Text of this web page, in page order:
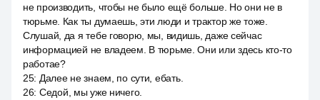
не производить, чтобы не было ещё больше. Но они не в
тюрьме. Как ты думаешь, эти люди и трактор же тоже.
Слушай, да я тебе говорю, мы, видишь, даже сейчас
информацией не владеем. В тюрьме. Они или здесь кто-то
работае?
25: Далее не знаем, по сути, ебать.
26: Седой, мы уже ничего.